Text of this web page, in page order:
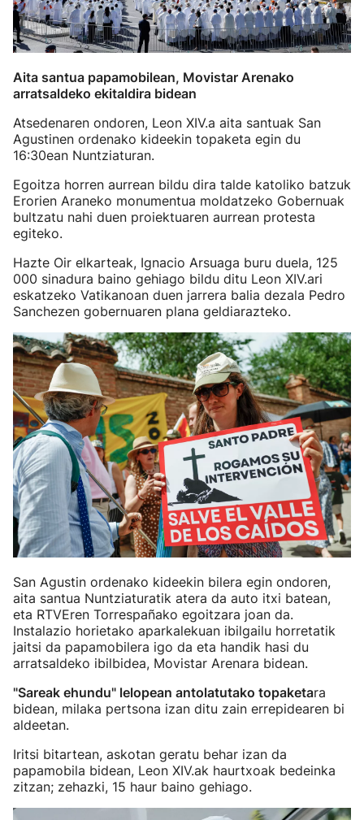
Aita santua papamobilean, Movistar Arenako
arratsaldeko ekitaldira bidean
Atsedenaren ondoren, Leon XIV.a aita santuak San
Agustinen ordenako kideekin topaketa egin du
16:30ean Nuntziaturan.
Egoitza horren aurrean bildu dira talde katoliko batzuk
Erorien Araneko monumentua moldatzeko Gobernuak
bultzatu nahi duen proiektuaren aurrean protesta
egiteko.
Hazte Oir elkarteak, Ignacio Arsuaga buru duela, 125
000 sinadura baino gehiago bildu ditu Leon XIV.ari
eskatzeko Vatikanoan duen jarrera balia dezala Pedro
Sanchezen gobernuaren plana geldiarazteko.
San Agustin ordenako kideekin bilera egin ondoren,
aita santua Nuntziaturatik atera da auto itxi batean,
eta RTVEren Torrespañako egoitzara joan da.
Instalazio horietako aparkalekuan ibilgailu horretatik
jaitsi da papamobilera igo da eta handik hasi du
arratsaldeko ibilbidea, Movistar Arenara bidean.
"Sareak ehundu" lelopean antolatutako topaketara
bidean, milaka pertsona izan ditu zain errepidearen bi
aldeetan.
Iritsi bitartean, askotan geratu behar izan da
papamobila bidean, Leon XIV.ak haurtxoak bedeinka
zitzan; zehazki, 15 haur baino gehiago.